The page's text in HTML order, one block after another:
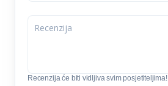
Recenzija će biti vidljiva svim posjetiteljima!